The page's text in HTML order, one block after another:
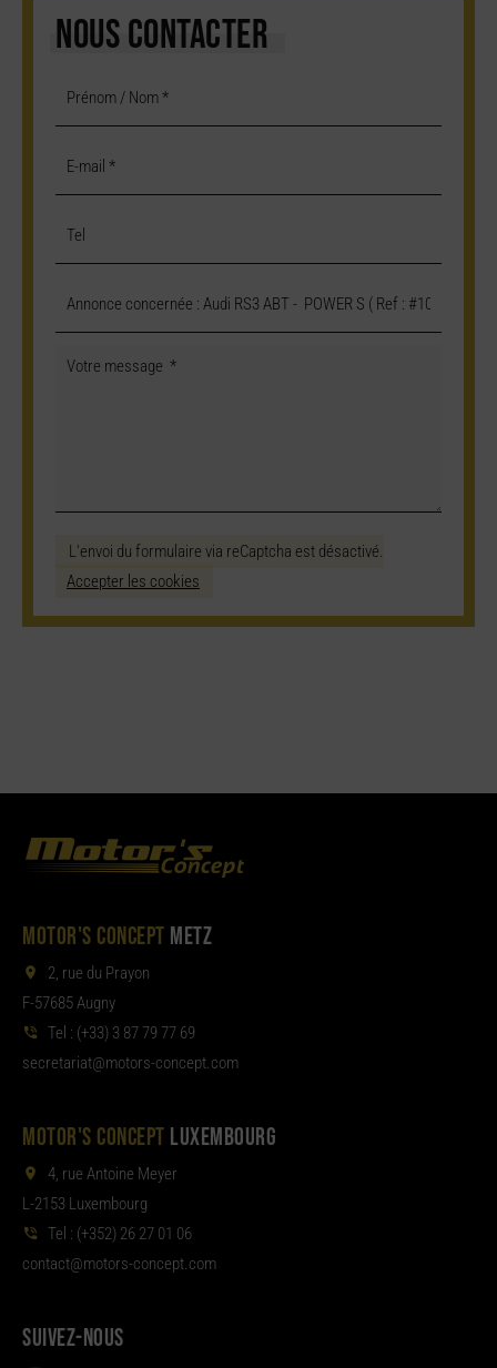
NOUS CONTACTER
L'envoi du formulaire via reCaptcha est désactivé.
Accepter les cookies
MOTOR'S CONCEPT METZ
2, rue du Prayon
F-57685 Augny
Tel : (+33) 3 87 79 77 69
moc.tpecnoc-sro
tom@tair
aterces
MOTOR'S CONCEPT LUXEMBOURG
4, rue Antoine Meyer
L-2153 Luxembourg
Tel : (+352) 26 27 01 06
moc.tpecnoc-sro
tom@tcat
noc
SUIVEZ-NOUS